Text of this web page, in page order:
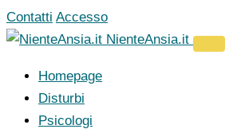
Vai
al
Contatti Accesso
NienteAnsia.it
Homepage
Disturbi
Psicologi